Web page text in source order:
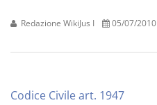
Redazione WikiJus I 05/07/2010
Codice Civile art. 1947